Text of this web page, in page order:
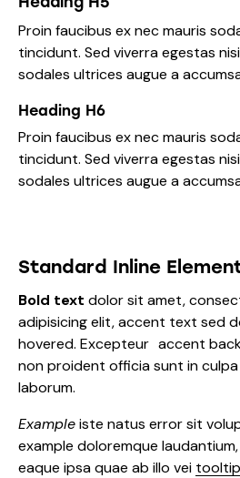
Proin faucibus ex nec mauris
tincidunt. Sed viverra egestas
sodales ultrices augue a
Heading H6
Proin faucibus ex nec mauris
tincidunt. Sed viverra egestas
sodales ultrices augue a
Standard Inline
Bold text dolor sit amet,
adipisicing elit, accent text sed
hovered. Excepteur accent
non proident officia sunt in
laborum.
Exampleiste natus error sit
example doloremque
eaque ipsa quae ab illo vei